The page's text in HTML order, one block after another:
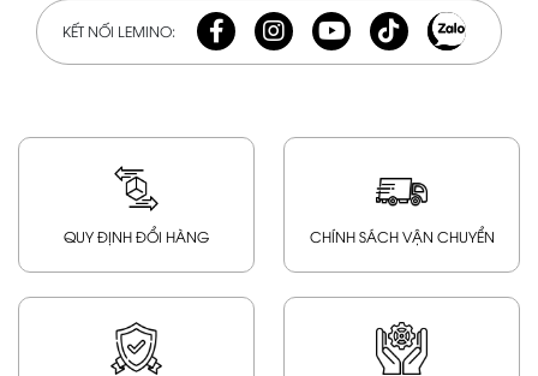
KẾT NỐI LEMINO:
QUY ĐỊNH ĐỔI HÀNG CHÍNH SÁCH VẬN CHUYỂN